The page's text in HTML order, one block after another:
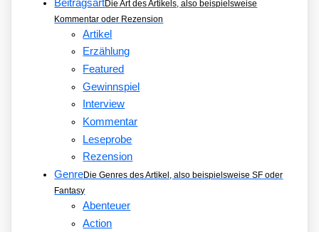
BeitragsartDie Art des Artikels, also beispielsweise
Kommentar oder Rezension
Artikel
Erzählung
Featured
Gewinnspiel
Interview
Kommentar
Leseprobe
Rezension
GenreDie Genres des Artikel, also beispielsweise SF oder
Fantasy
Abenteuer
Action